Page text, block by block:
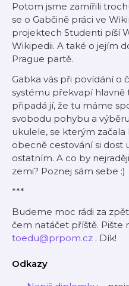
Potom jsme zamířili
se o Gabčině práci ve
projektech Studenti píší
Wikipedii. A také o jejím
Prague partě.
Gabka vás při povídání o
systému překvapí hlavně
připadá jí, že tu máme
svobodu pohybu a
ukulele, se kterým
obecně cestování si dost
ostatním. A co by
zemi? Poznej sám sebe :)
***
Budeme moc rádi za
čem natáčet příště. Pište
toedu@prpom.cz . Dík!
Odkazy